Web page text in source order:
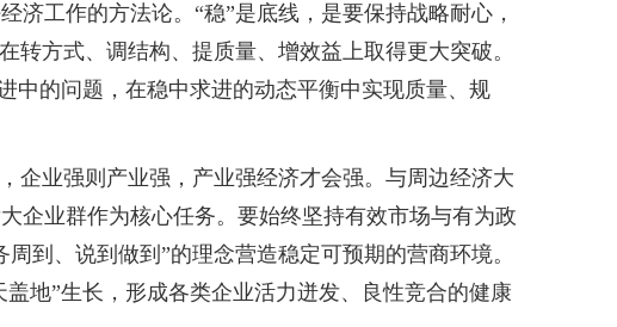
工作的方法论。“稳”是底线，是要保持战略耐心，
方式、调结构、提质量、增效益上取得更大突破。
中的问题，在稳中求进的动态平衡中实现质量、规
业强则产业强，产业强经济才会强。与周边经济大
企业群作为核心任务。要始终坚持有效市场与有为政
到、说到做到”的理念营造稳定可预期的营商环境。
地”生长，形成各类企业活力迸发、良性竞合的健康